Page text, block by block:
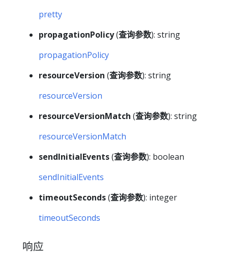
pretty
propagationPolicy(查询参数): string
propagationPolicy
resourceVersion (查询参数): string
resourceVersion
resourceVersionMatch (查询参数): string
resourceVersionMatch
sendInitialEvents(查询参数): boolean
sendInitialEvents
timeoutSeconds(查询参数): integer
timeoutSeconds
响应